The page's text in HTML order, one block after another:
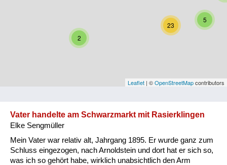
Vorarlberg
Besatzungsmächte
23
2
5
Leaflet | ©OpenStreetMapcontributors
Vater handelte am Schwarzmarkt mit Rasierklingen
Elke Sengmüller
Mein Vater war relativ alt, Jahrgang 1895. Er wurde ganz zum
Schluss eingezogen, nach Arnoldstein und dort hat er sich so,
was ich so gehört habe, wirklich unabsichtlich den Arm